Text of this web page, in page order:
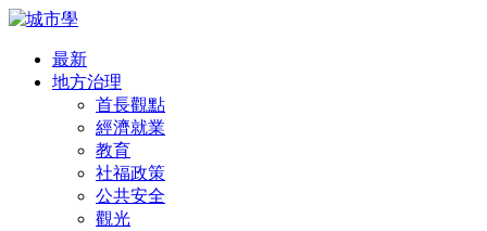
最新
地方治理
首長觀點
經濟就業
教育
社福政策
公共安全
觀光